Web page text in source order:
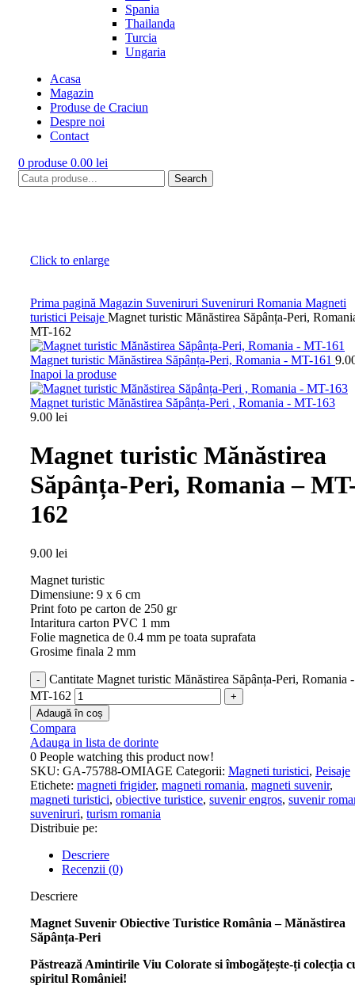
Spania
Thailanda
Turcia
Ungaria
Acasa
Magazin
Produse de Craciun
Despre noi
Contact
0 produse 0.00 lei
Search
Click to enlarge
Prima pagină Magazin Suveniruri Suveniruri Romania Magneti
turistici Peisaje Magnet turistic Mănăstirea Săpânța-Peri,
MT-162
Magnet turistic Mănăstirea Săpânța-Peri, Romania - MT-161
Inapoi la produse
Magnet turistic Mănăstirea Săpânța-Peri , Romania - MT-163
9.00 lei
Magnet turistic Mănăstirea
Săpânța-Peri, Romania –
162
9.00 lei
Magnet turistic
Dimensiune: 9 x 6 cm
Print foto pe carton de 250 gr
Intaritura carton PVC 1 mm
Folie magnetica de 0.4 mm pe toata suprafata
Grosime finala 2 mm
Cantitate Magnet turistic Mănăstirea Săpânța-Peri, Romania -
MT-162
Adaugă în coș
Compara
Adauga in lista de dorinte
0 People watching this product now!
SKU: GA-75788-OMIAGE Categorii: Magneti turistici, Peisaje
Etichete: magneti frigider, magneti romania, magneti suvenir,
magneti turistici, obiective turistice, suvenir engros, suvenir
suveniruri, turism romania
Distribuie pe:
Descriere
Recenzii (0)
Descriere
Magnet Suvenir Obiective Turistice România – Mănăstirea
Săpânța-Peri
Păstrează Amintirile Viu Colorate si îmbogățește-ți colecția
spiritul României!